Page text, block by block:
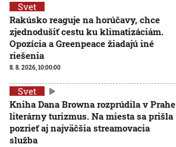
Svet
Rakúsko reaguje na horúčavy, chce
zjednodušiť cestu ku klimatizáciám.
Opozícia a Greenpeace žiadajú iné
riešenia
8. 8. 2026, 10:00:00
Svet
Kniha Dana Browna rozprúdila v Prahe
literárny turizmus. Na miesta sa prišla
pozrieť aj najväčšia streamovacia
služba